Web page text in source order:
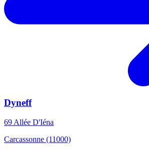
Dyneff
69 Allée D'Iéna
Carcassonne (11000)